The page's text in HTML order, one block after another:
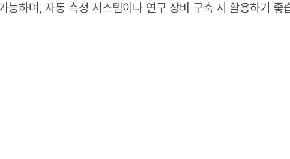
능하며, 자동 측정 시스템이나 연구 장비 구축 시 활용하기 좋